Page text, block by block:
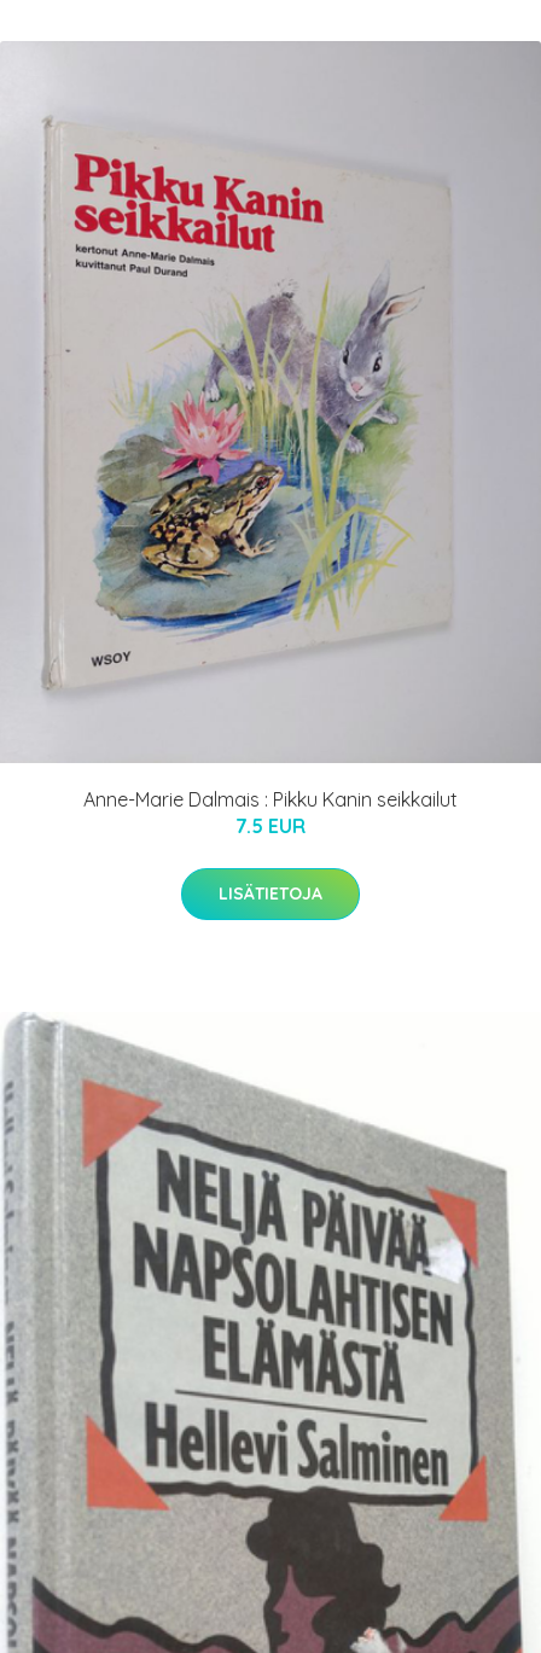
Anne-Marie Dalmais : Pikku Kanin seikkailut
7.5 EUR
LISÄTIETOJA